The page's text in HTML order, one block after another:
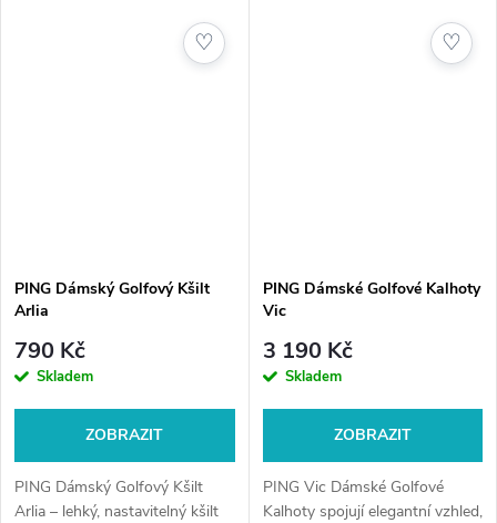
nás nejste jen objednávka.
Potřebujete poradit? Zavolejte:...
PING Dámský Golfový Kšilt
Arlia
790 Kč
Skladem
ZOBRAZIT
PING Dámský Golfový Kšilt
Arlia – lehký, nastavitelný kšilt
♡
PING Dámské Golfové Kalhoty
Vic
3 190 Kč
Skladem
ZOBRAZIT
PING Vic Dámské Golfové
Kalhoty spojují elegantní vzhled,
♡